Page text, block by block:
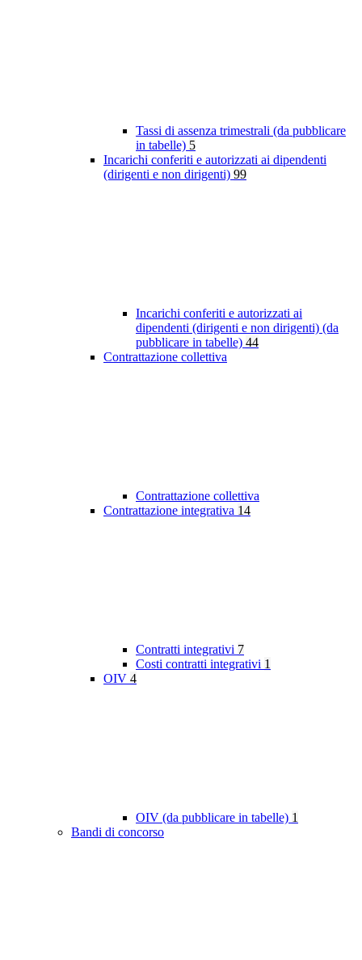
Tassi di assenza trimestrali (da pubblicare
in tabelle) 5
Incarichi conferiti e autorizzati ai dipendenti
(dirigenti e non dirigenti) 99
Incarichi conferiti e autorizzati ai
dipendenti (dirigenti e non dirigenti) (da
pubblicare in tabelle) 44
Contrattazione collettiva
Contrattazione collettiva
Contrattazione integrativa 14
Contratti integrativi 7
Costi contratti integrativi 1
OIV 4
OIV (da pubblicare in tabelle) 1
Bandi di concorso